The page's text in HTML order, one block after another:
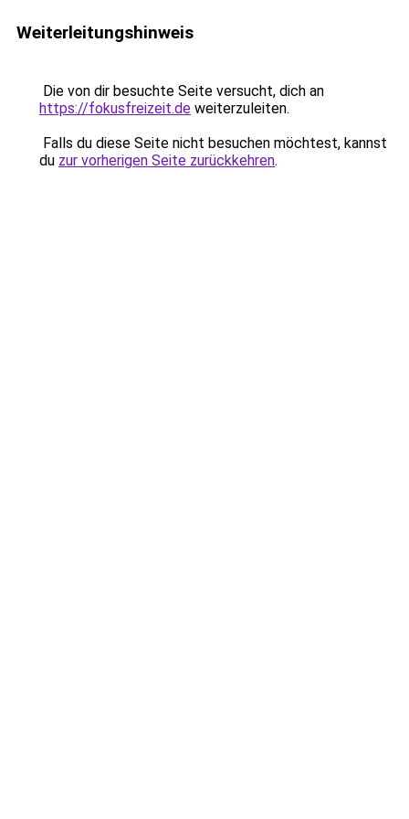
Weiterleitungshinweis
Die von dir besuchte Seite versucht, dich an
https://fokusfreizeit.de weiterzuleiten.
Falls du diese Seite nicht besuchen möchtest, kannst
du zur vorherigen Seite zurückkehren.